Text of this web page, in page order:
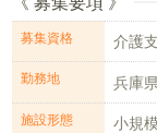
募集資格 介護
勤務地 兵庫
施設形態 小規